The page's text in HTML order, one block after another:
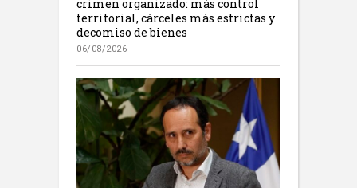
crimen organizado: más control
territorial, cárceles más estrictas y
decomiso de bienes
06/08/2026